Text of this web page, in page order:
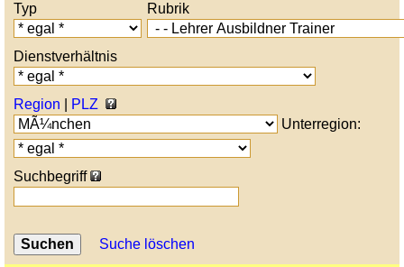
Typ
Rubrik
Dienstverhältnis
Region
PLZ
Unterregion:
Suchbegriff
Suche löschen